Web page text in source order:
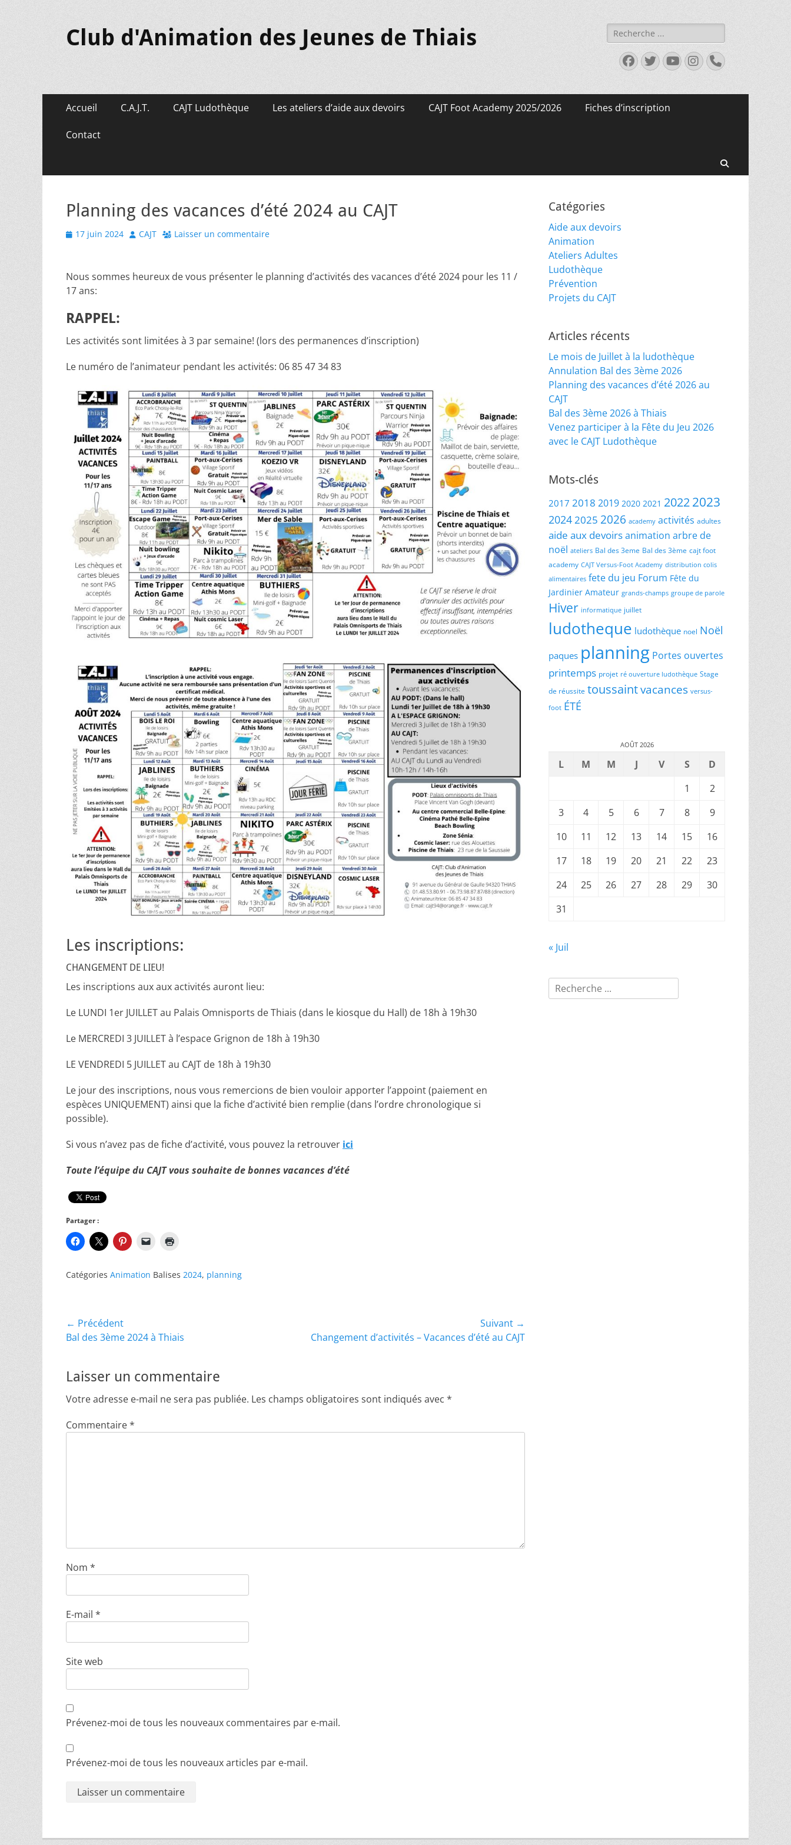
Club d'Animation des Jeunes de Thiais Rechercher :
Facebook
Twitter
YouTube
Instagram
Tél
Menu
contenu
Accueil C.A.J.T. CAJT Ludothèque Les ateliers d’aide aux devoirs CAJT Foot Academy 2025/2026 Fiches d’inscription
Contact
Planning des vacances d’été 2024 au CAJT
Posted
17 juin 2024 Author
CAJT Laisser un commentaire
Nous sommes heureux de vous présenter le planning d’activités des vacances d’été 2024 pour les 11 /
17 ans:
RAPPEL:
Les activités sont limitées à 3 par semaine! (lors des permanences d’inscription)
Le numéro de l’animateur pendant les activités: 06 85 47 34 83
Les inscriptions:
CHANGEMENT DE LIEU!
Les inscriptions aux aux activités auront lieu:
Le LUNDI 1er JUILLET au Palais Omnisports de Thiais (dans le kiosque du Hall) de 18h à 19h30
Le MERCREDI 3 JUILLET à l’espace Grignon de 18h à 19h30
LE VENDREDI 5 JUILLET au CAJT de 18h à 19h30
Le jour des inscriptions, nous vous remercions de bien vouloir apporter l’appoint (paiement en
espèces UNIQUEMENT) ainsi que la fiche d’activité bien remplie (dans l’ordre chronologique si
possible).
Si vous n’avez pas de fiche d’activité, vous pouvez la retrouver ici
Toute l’équipe du CAJT vous souhaite de bonnes vacances d’été
Partager :
Catégories Animation Balises 2024, planning
Navigation
de
l’article
← Précédent
Article
Bal des 3ème 2024 à Thiais
Suivant →
ArticleChangement d’activités – Vacances d’été au CAJT
Laisser un commentaire
Votre adresse e-mail ne sera pas publiée. Les champs obligatoires sont indiqués avec *
Commentaire*
Nom *
E-mail *
Site web
Prévenez-moi de tous les nouveaux commentaires par e-mail.
Prévenez-moi de tous les nouveaux articles par e-mail.
Catégories
Aide aux devoirs
Animation
Ateliers Adultes
Ludothèque
Prévention
Projets du CAJT
Articles récents
Le mois de Juillet à la ludothèque
Annulation Bal des 3ème 2026
Planning des vacances d’été 2026 au
CAJT
Bal des 3ème 2026 à Thiais
Venez participer à la Fête du Jeu 2026
avec le CAJT Ludothèque
Mots-clés
2017 2018 2019 2020 2021 20222023
20242025 2026 academy activités adultes
aide aux devoirsanimation arbre de
noël ateliers Bal des 3eme Bal des 3ème cajt foot
academy CAJT Versus-Foot Academy distribution colis
alimentaires fete du jeu Forum Fête du
Jardinier Amateur grands-champs groupe de parole
Hiver informatique juillet
ludotheque ludothèque noel Noël
paques planning Portes ouvertes
printemps projet ré ouverture ludothèque Stage
de réussite toussaintvacances versus-
foot ÉTÉ
AOÛT 2026
L M M J V S
D
1
2
3
4 5 6 7 8
9
10
11 12 13 14 15
16
17
18 19 20 21 22
23
24
25 26 27 28 29
30
31
« Juil
Rechercher :